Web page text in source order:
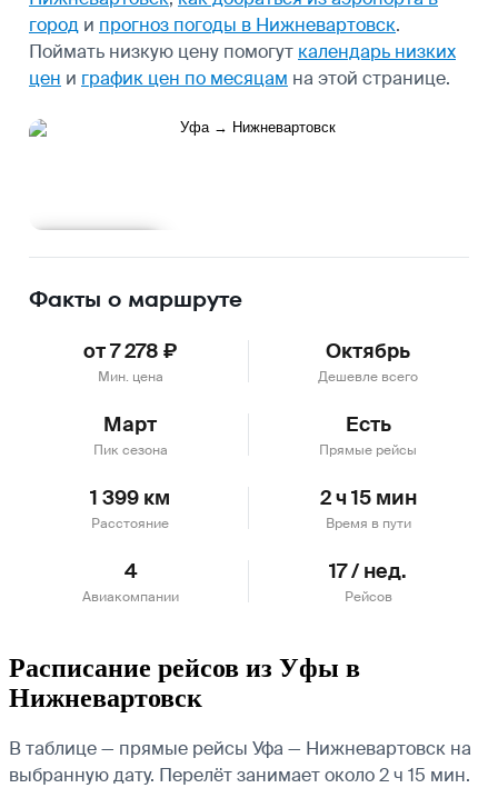
город и прогноз погоды в Нижневартовск.
Поймать низкую цену помогут календарь низких
цен и график цен по месяцам на этой странице.
Факты о маршруте
от 7 278 ₽
Мин. цена
Октябрь
Дешевле всего
Март
Пик сезона
Есть
Прямые рейсы
1 399 км
Расстояние
2 ч 15 мин
Время в пути
4
Авиакомпании
17 / нед.
Рейсов
Расписание рейсов из Уфы в
Нижневартовск
В таблице — прямые рейсы Уфа — Нижневартовск на
выбранную дату. Перелёт занимает около 2 ч 15 мин.